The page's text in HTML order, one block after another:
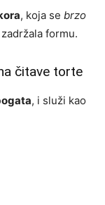
, koja se brzo
formu.
čitave torte
, i služi kao